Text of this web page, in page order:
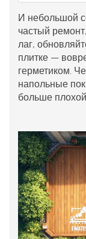
И небольшой
частый
лаг,
плитке —
герметиком.
напольные
больше